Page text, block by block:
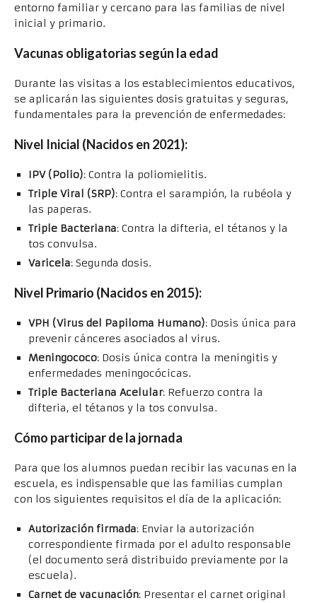
entorno familiar y cercano para las familias de nivel
inicial y primario.
Vacunas obligatorias según la edad
Durante las visitas a los establecimientos educativos,
se aplicarán las siguientes dosis gratuitas y seguras,
fundamentales para la prevención de enfermedades:
Nivel Inicial (Nacidos en 2021):
IPV (Polio): Contra la poliomielitis.
Triple Viral (SRP): Contra el sarampión, la rubéola y
las paperas.
Triple Bacteriana: Contra la difteria, el tétanos y la
tos convulsa.
Varicela: Segunda dosis.
Nivel Primario (Nacidos en 2015):
VPH (Virus del Papiloma Humano): Dosis única para
prevenir cánceres asociados al virus.
Meningococo: Dosis única contra la meningitis y
enfermedades meningocócicas.
Triple Bacteriana Acelular: Refuerzo contra la
difteria, el tétanos y la tos convulsa.
Cómo participar de la jornada
Para que los alumnos puedan recibir las vacunas en la
escuela, es indispensable que las familias cumplan
con los siguientes requisitos el día de la aplicación:
Autorización firmada: Enviar la autorización
correspondiente firmada por el adulto responsable
(el documento será distribuido previamente por la
escuela).
Carnet de vacunación: Presentar el carnet original